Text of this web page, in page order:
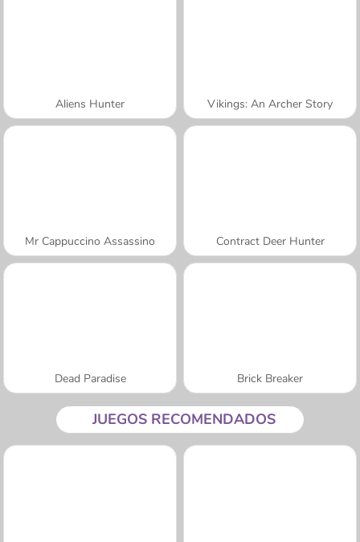
Aliens Hunter Vikings: An Archer Story
Mr Cappuccino Assassino Contract Deer Hunter
Dead Paradise Brick Breaker
JUEGOS RECOMENDADOS